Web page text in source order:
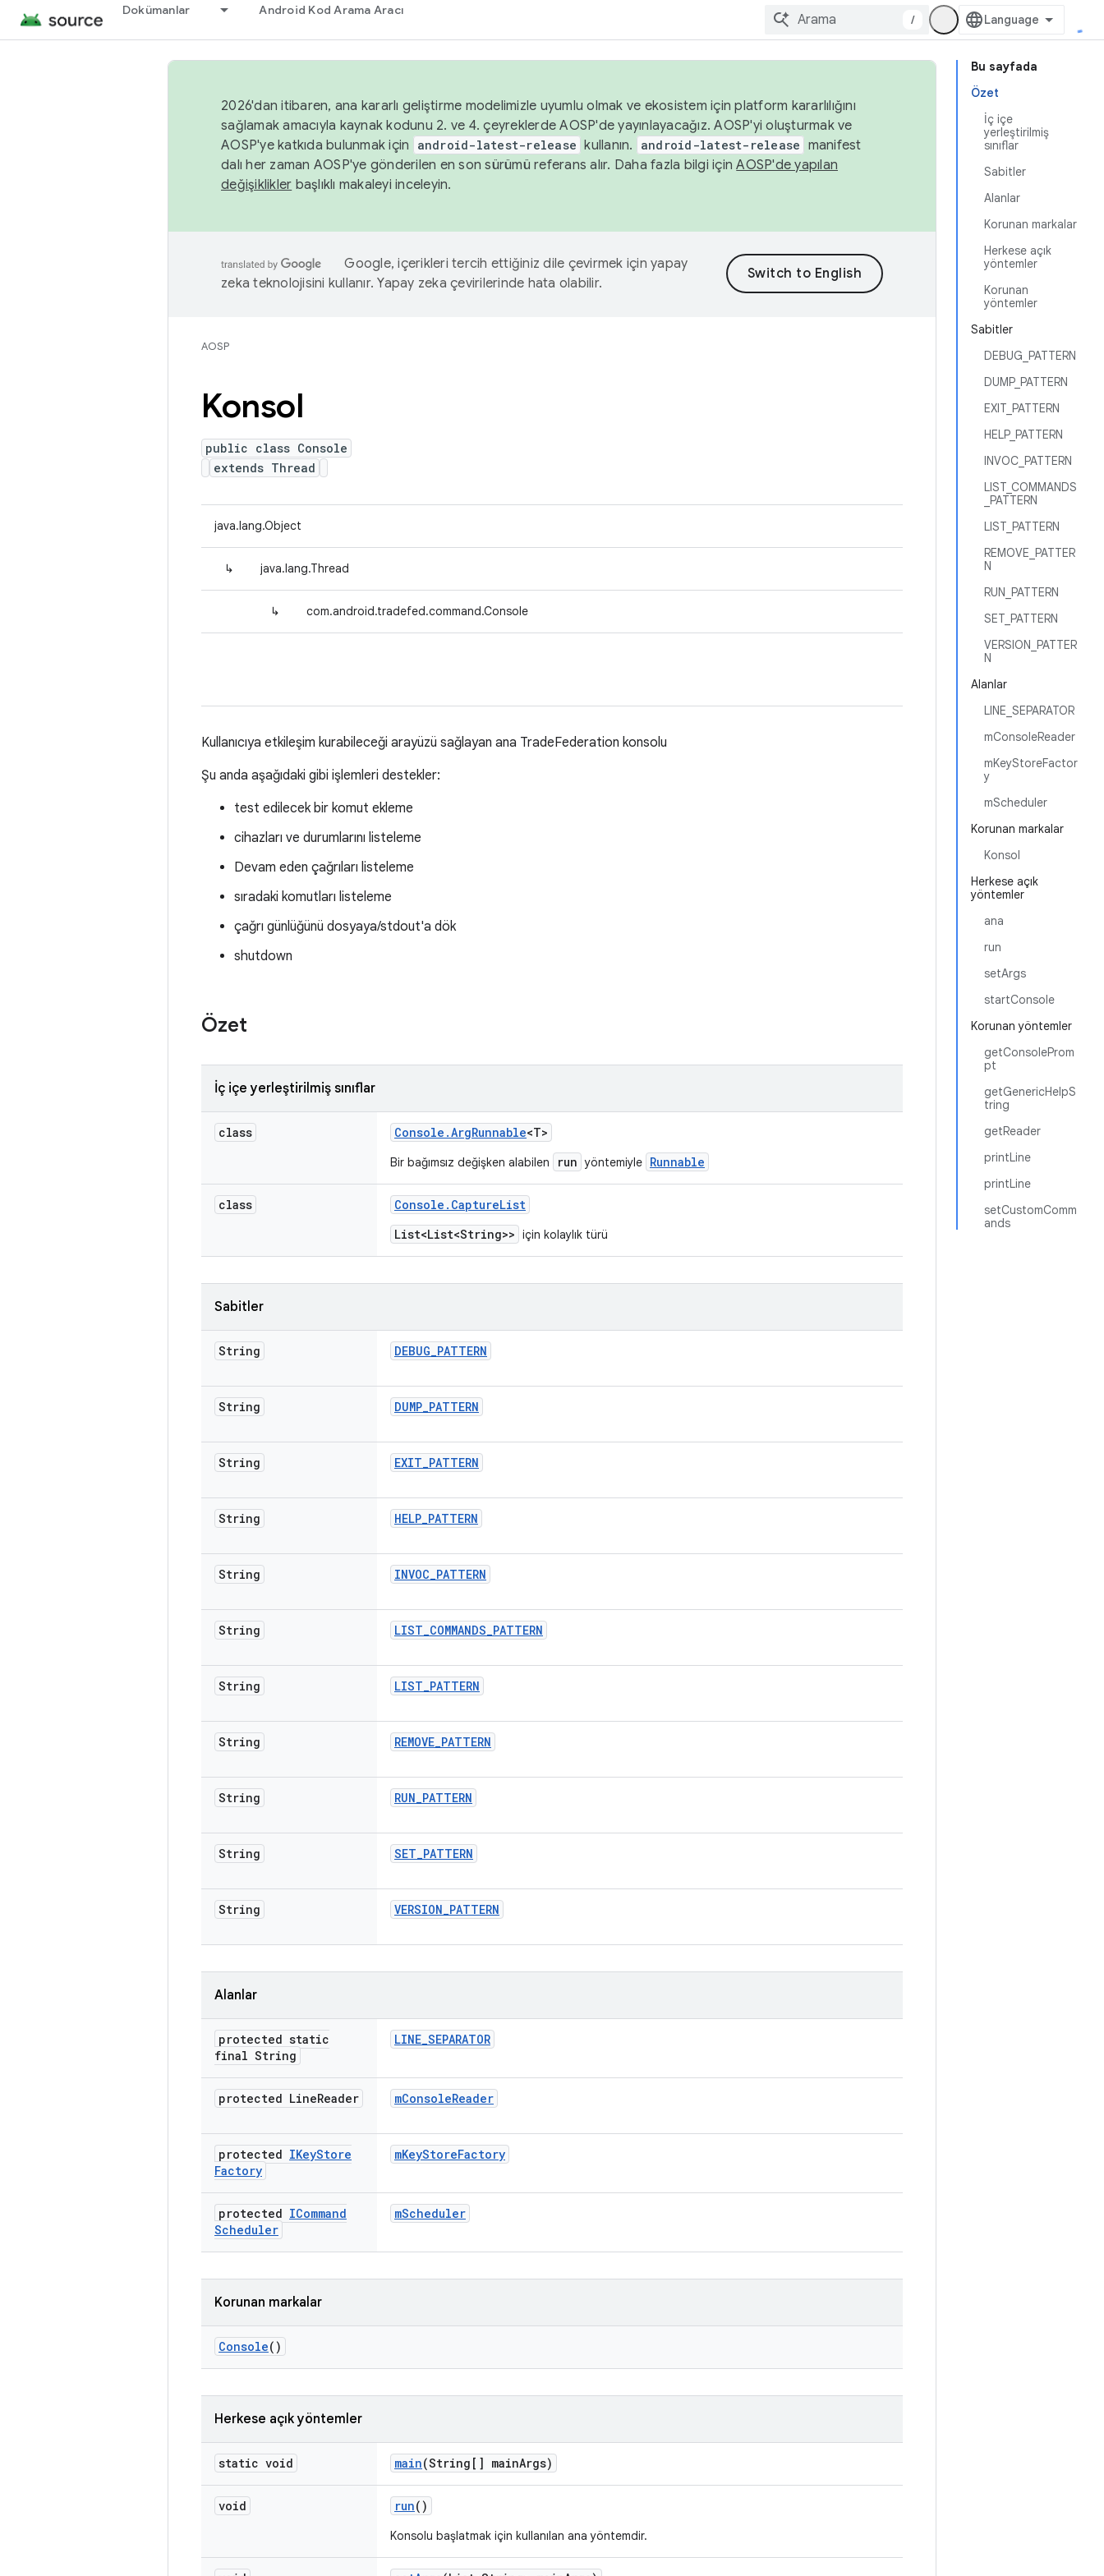
Dokümanlar Android Kod Arama Aracı
/
Bu sayfada
Özet
İç içe
yerleştirilmiş
sınıflar
Sabitler
Alanlar
Korunan markalar
Herkese açık
yöntemler
Korunan
yöntemler
Sabitler
DEBUG_PATTERN
DUMP_PATTERN
EXIT_PATTERN
HELP_PATTERN
INVOC_PATTERN
LIST_COMMANDS
_PATTERN
LIST_PATTERN
REMOVE_PATTER
N
RUN_PATTERN
SET_PATTERN
VERSION_PATTER
N
Alanlar
LINE_SEPARATOR
mConsoleReader
mKeyStoreFactor
y
mScheduler
Korunan markalar
Konsol
Herkese açık
yöntemler
ana
run
setArgs
startConsole
Korunan yöntemler
getConsoleProm
pt
getGenericHelpS
tring
getReader
printLine
printLine
setCustomComm
ands
2026'dan itibaren, ana kararlı geliştirme modelimizle uyumlu olmak ve ekosistem için platform kararlılığını
sağlamak amacıyla kaynak kodunu 2. ve 4. çeyreklerde AOSP'de yayınlayacağız. AOSP'yi oluşturmak ve
AOSP'ye katkıda bulunmak için
android-latest-release kullanın. android-latest-release manifest
dalı her zaman AOSP'ye gönderilen en son sürümü referans alır. Daha fazla bilgi içinAOSP'de yapılan
değişiklikler başlıklı makaleyi inceleyin.
Google, içerikleri tercih ettiğiniz dile çevirmek için yapay
zeka teknolojisini kullanır. Yapay zeka çevirilerinde hata olabilir.
AOSP
Konsol
public class Console
extends Thread
java.lang.Object
↳ java.lang.Thread
↳ com.android.tradefed.command.Console
Kullanıcıya etkileşim kurabileceği arayüzü sağlayan ana TradeFederation konsolu
Şu anda aşağıdaki gibi işlemleri destekler:
test edilecek bir komut ekleme
cihazları ve durumlarını listeleme
Devam eden çağrıları listeleme
sıradaki komutları listeleme
çağrı günlüğünü dosyaya/stdout'a dök
shutdown
Özet
İç içe yerleştirilmiş sınıflar
class Console .ArgRunnable<T>
Bir bağımsız değişken alabilen run yöntemiyle Runnable
class Console . CaptureList
List<List<String>> için kolaylık türü
Sabitler
String DEBUG_PATTERN
String DUMP_PATTERN
String EXIT_PATTERN
String HELP_PATTERN
String INVOC_PATTERN
String LIST_COMMANDS_PATTERN
String LIST_PATTERN
String REMOVE_PATTERN
String RUN_PATTERN
String SET_PATTERN
String VERSION_PATTERN
Alanlar
protected static
final String
LINE_SEPARATOR
protected LineReader mConsoleReader
protected IKeyStore
Factory
mKeyStoreFactory
protected ICommand
Scheduler
mScheduler
Korunan markalar
Console()
Herkese açık yöntemler
static void main(String[] mainArgs)
void run()
Konsolu başlatmak için kullanılan ana yöntemdir.